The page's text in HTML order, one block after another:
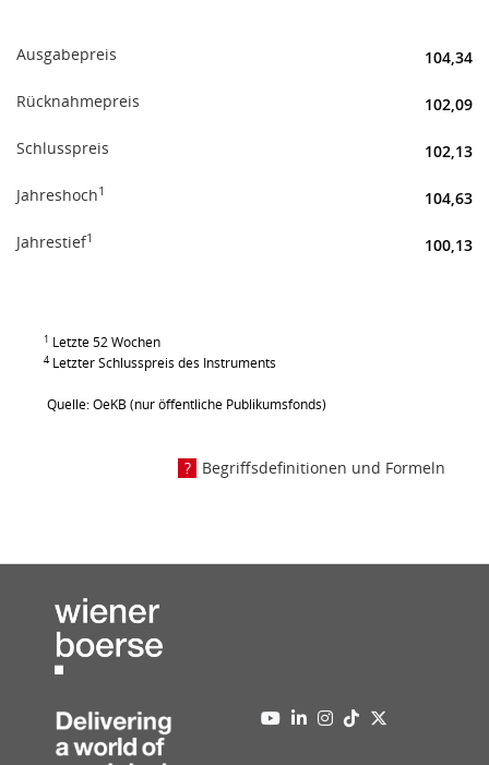
Ausgabepreis 104,34
Rücknahmepreis 102,09
Schlusspreis 102,13
Jahreshoch1 104,63
Jahrestief1 100,13
1 Letzte 52 Wochen
4 Letzter Schlusspreis des Instruments
Quelle: OeKB (nur öffentliche Publikumsfonds)
Begriffsdefinitionen und Formeln